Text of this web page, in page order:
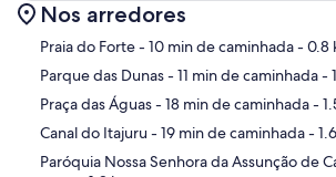
Mapa
Nos arredores
Praia do Forte- 10 min de caminhada- 0.8
Parque das Dunas- 11 min de caminhada-
Praça das Águas- 18 min de caminhada-
Canal do Itajuru - 19 min de caminhada-
Paróquia Nossa Senhora da Assunção de